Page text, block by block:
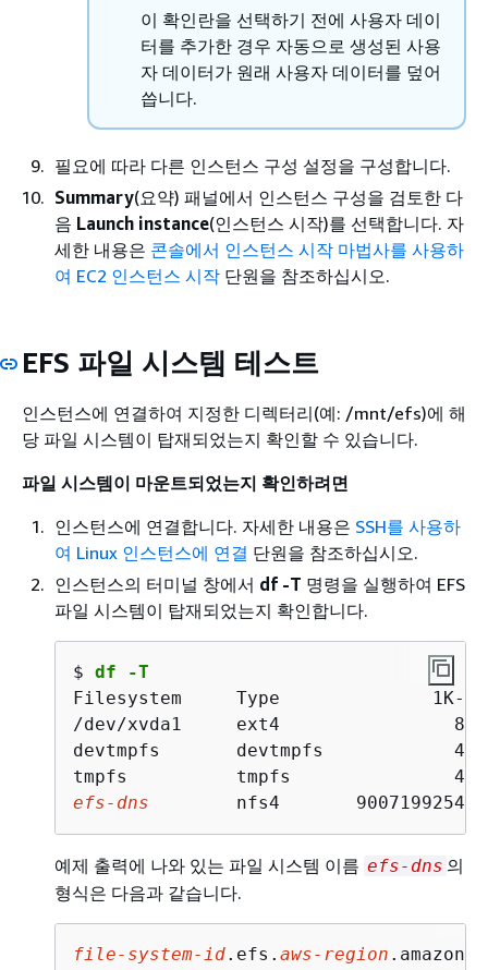
이 확인란을 선택하기 전에 사용자 데이
터를 추가한 경우 자동으로 생성된 사용
자 데이터가 원래 사용자 데이터를 덮어
씁니다.
필요에 따라 다른 인스턴스 구성 설정을 구성합니다.
Summary(요약) 패널에서 인스턴스 구성을 검토한 다
음 Launch instance(인스턴스 시작)를 선택합니다. 자
세한 내용은 콘솔에서 인스턴스 시작 마법사를 사용하
여 EC2 인스턴스 시작 단원을 참조하십시오.
EFS 파일 시스템 테스트
인스턴스에 연결하여 지정한 디렉터리(예: /mnt/efs)에 해
당 파일 시스템이 탑재되었는지 확인할 수 있습니다.
파일 시스템이 마운트되었는지 확인하려면
인스턴스에 연결합니다. 자세한 내용은 SSH를 사용하
여 Linux 인스턴스에 연결 단원을 참조하십시오.
인스턴스의 터미널 창에서 df -T 명령을 실행하여 EFS
파일 시스템이 탑재되었는지 확인합니다.
$ df -T
Filesystem     Type              1K-
/dev/xvda1     ext4
devtmpfs       devtmpfs
efs-dns
nfs4
예제 출력에 나와 있는 파일 시스템 이름 efs-dns 의
형식은 다음과 같습니다.
file-system-id.efs. aws-region